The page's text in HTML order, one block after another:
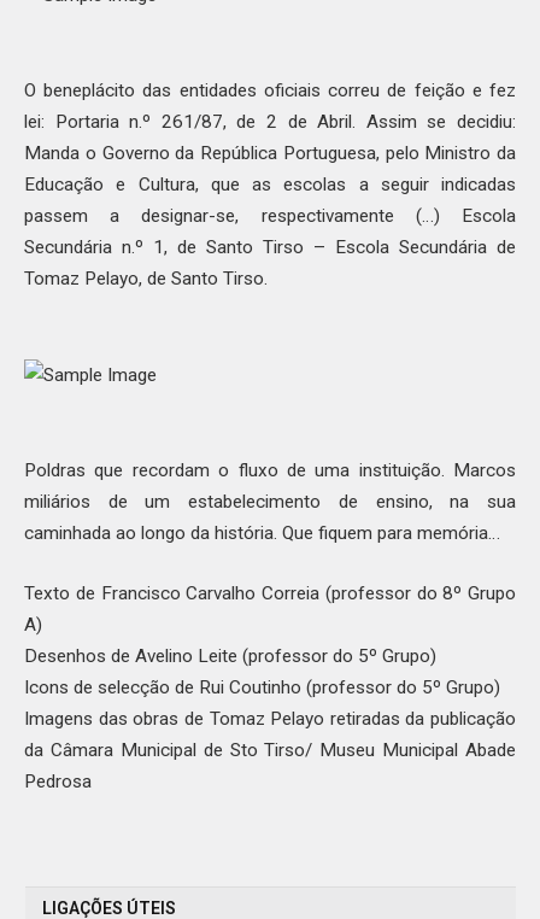
O beneplácito das entidades oficiais correu de feição e fez
lei: Portaria n.º 261/87, de 2 de Abril. Assim se decidiu:
Manda o Governo da República Portuguesa, pelo Ministro da
Educação e Cultura, que as escolas a seguir indicadas
passem a designar-se, respectivamente (…) Escola
Secundária n.º 1, de Santo Tirso – Escola Secundária de
Tomaz Pelayo, de Santo Tirso.
Poldras que recordam o fluxo de uma instituição. Marcos
miliários de um estabelecimento de ensino, na sua
caminhada ao longo da história. Que fiquem para memória…
Texto de Francisco Carvalho Correia (professor do 8º Grupo
A)
Desenhos de Avelino Leite (professor do 5º Grupo)
Icons de selecção de Rui Coutinho (professor do 5º Grupo)
Imagens das obras de Tomaz Pelayo retiradas da publicação
da Câmara Municipal de Sto Tirso/ Museu Municipal Abade
Pedrosa
LIGAÇÕES ÚTEIS